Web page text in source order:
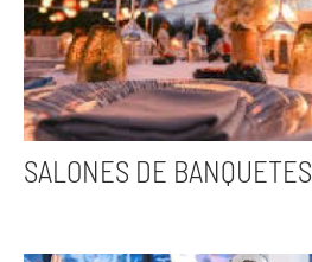
SALONES DE BANQUETES